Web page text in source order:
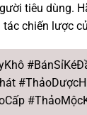
tiêu dùng.
chiến lược